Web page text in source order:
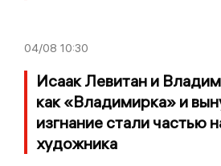
04/08 10:30
Исаак Левитан и
как «Владимирка» и
изгнание стали частью
художника